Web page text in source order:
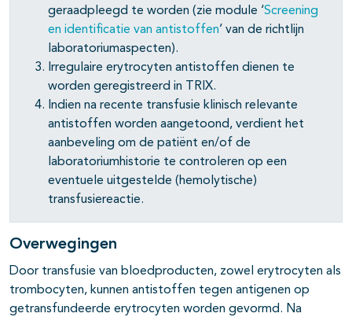
geraadpleegd te worden (zie module ‘Screening
en identificatie van antistoffen’ van de richtlijn
laboratoriumaspecten).
Irregulaire erytrocyten antistoffen dienen te
worden geregistreerd in TRIX.
Indien na recente transfusie klinisch relevante
antistoffen worden aangetoond, verdient het
aanbeveling om de patiënt en/of de
laboratoriumhistorie te controleren op een
eventuele uitgestelde (hemolytische)
transfusiereactie.
Overwegingen
Door transfusie van bloedproducten, zowel erytrocyten als
trombocyten, kunnen antistoffen tegen antigenen op
getransfundeerde erytrocyten worden gevormd. Na